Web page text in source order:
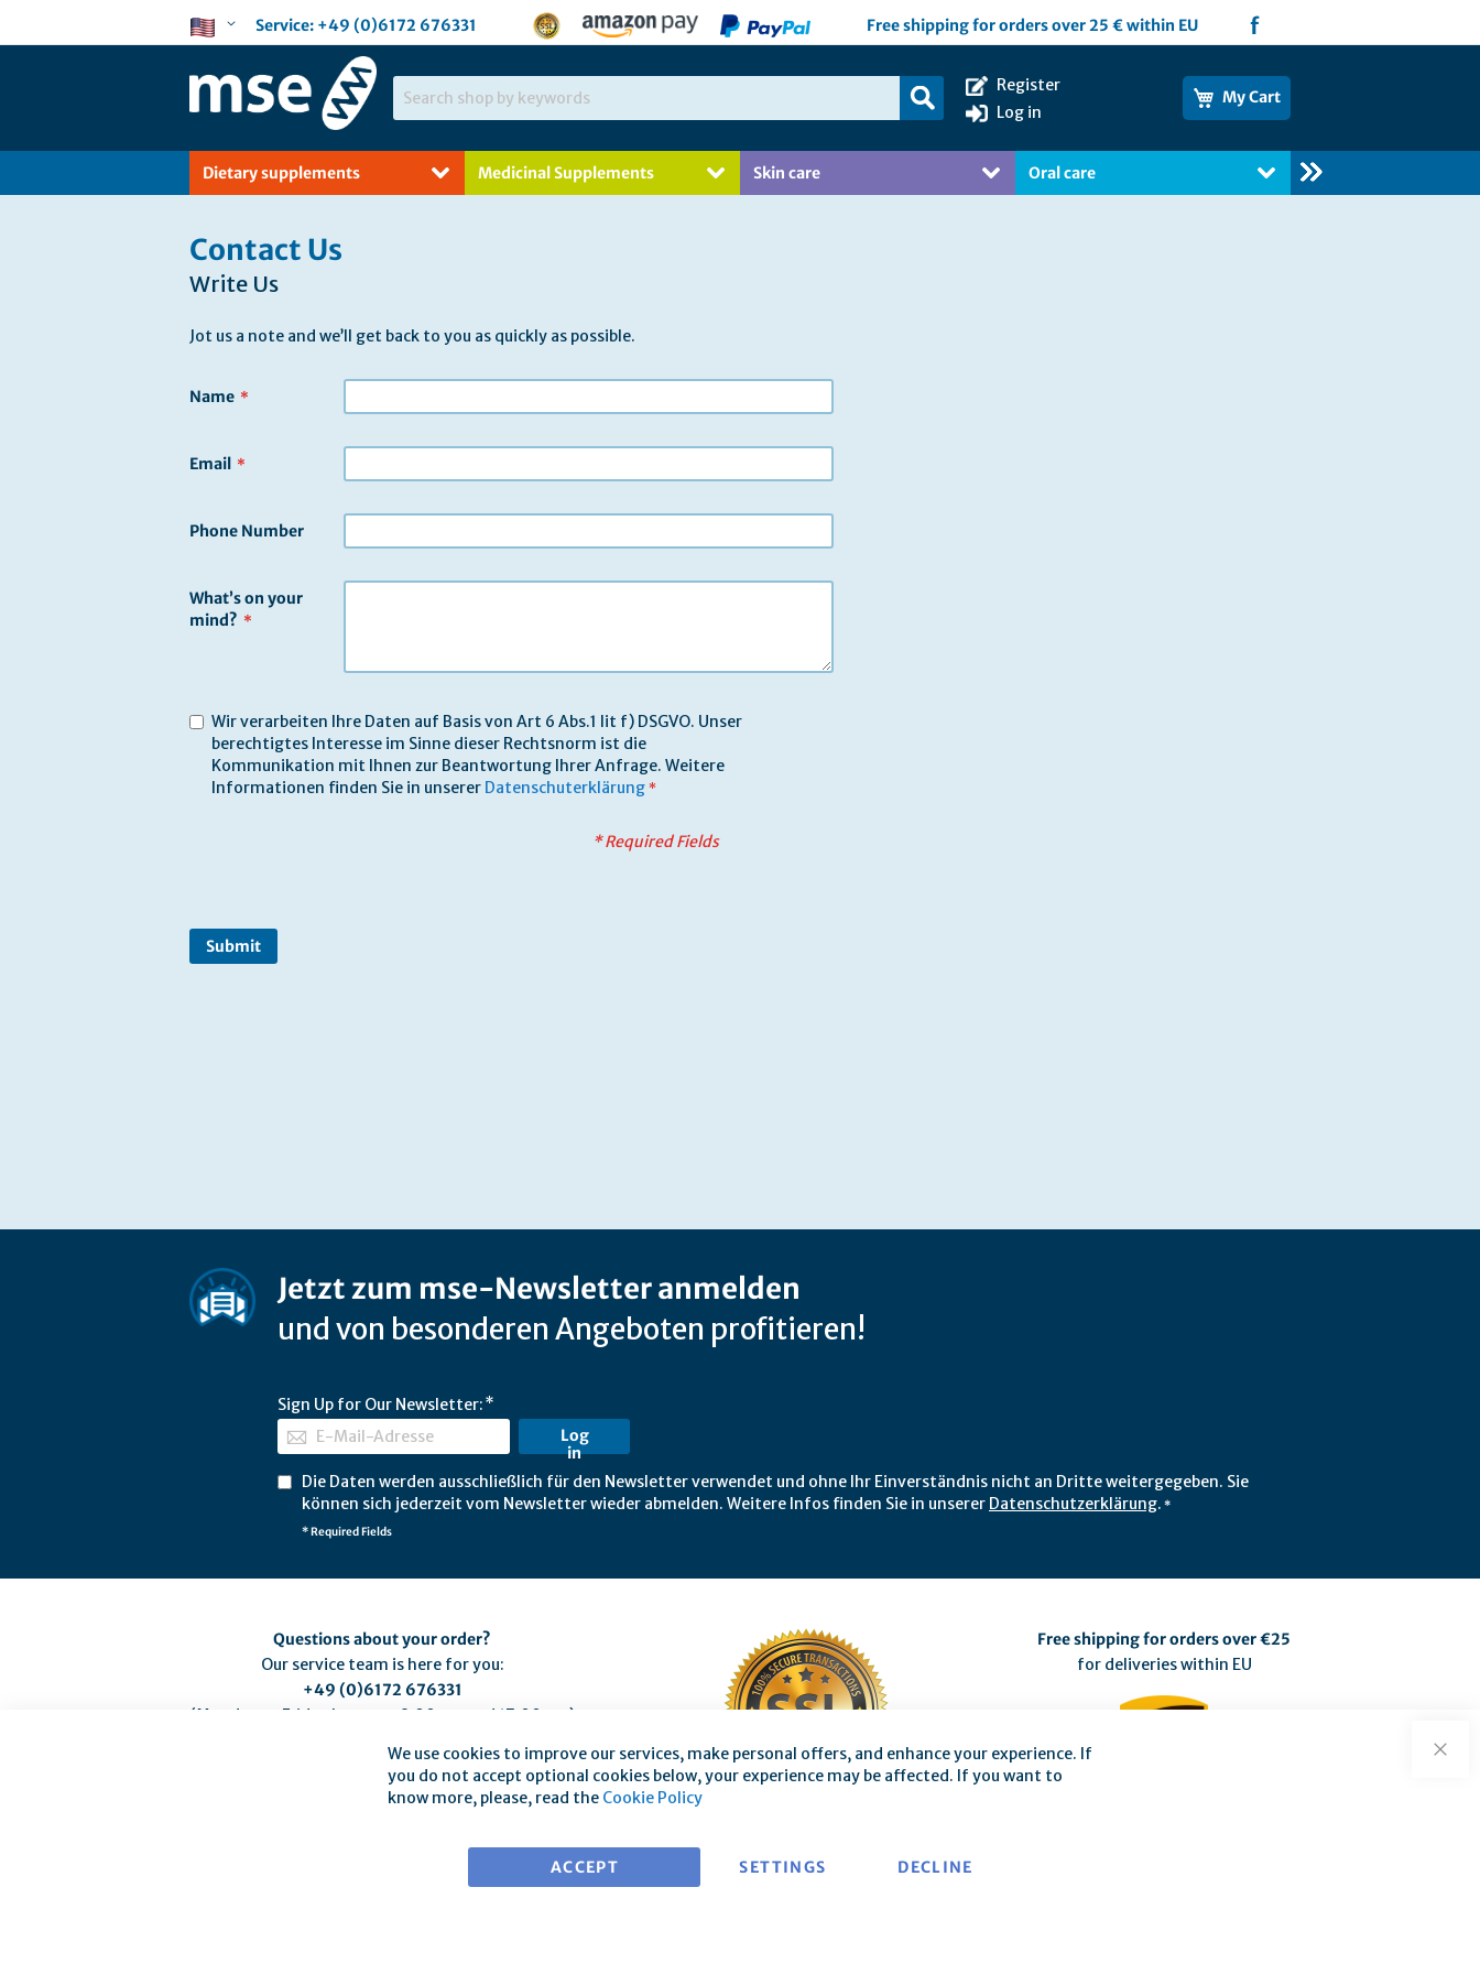
to
LanguageService: +49 (0)6172 676331 Free shipping for orders over 25 € within EU f
Search
My Cart
Register
Log in
Dietary supplements Medicinal Supplements Skin care Oral care Books
Contact Us
Write Us
Jot us a note and we’ll get back to you as quickly as possible.
Name
Email
Phone Number
What’s on your
mind?
Wir verarbeiten Ihre Daten auf Basis von Art 6 Abs.1 lit f) DSGVO. Unser
berechtigtes Interesse im Sinne dieser Rechtsnorm ist die
Kommunikation mit Ihnen zur Beantwortung Ihrer Anfrage. Weitere
Informationen finden Sie in unserer Datenschuterklärung *
* Required Fields
Submit
Jetzt zum mse-Newsletter anmelden
und von besonderen Angeboten profitieren!
Sign Up for Our Newsletter:
Log
in
Die Daten werden ausschließlich für den Newsletter verwendet und ohne Ihr Einverständnis nicht an Dritte weitergegeben. Sie
können sich jederzeit vom Newsletter wieder abmelden. Weitere Infos finden Sie in unserer Datenschutzerklärung. *
* Required Fields
Questions about your order?
Our service team is here for you:
+49 (0)6172 676331
(Monday to Friday between 9:00 am and 17:00 pm)
Free shipping for orders over €25
for deliveries within EU
Contact|Imprint Data protection declaration/Privacy policy|General terms and conditions
We use cookies to improve our services, make personal offers, and enhance your experience. If
you do not accept optional cookies below, your experience may be affected. If you want to
know more, please, read the Cookie Policy
ACCEPT SETTINGS DECLINE